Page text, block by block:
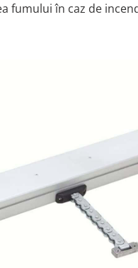
fumului în caz de